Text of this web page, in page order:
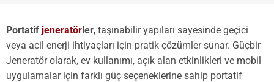
Portatif jeneratörler, taşınabilir yapıları sayesinde geçici
veya acil enerji ihtiyaçları için pratik çözümler sunar. Güçbir
Jeneratör olarak, ev kullanımı, açık alan etkinlikleri ve mobil
uygulamalar için farklı güç seçeneklerine sahip portatif